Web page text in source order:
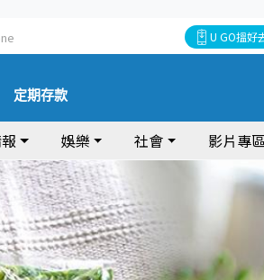
U GO搵好
定期存款
娛樂 社會 影片專